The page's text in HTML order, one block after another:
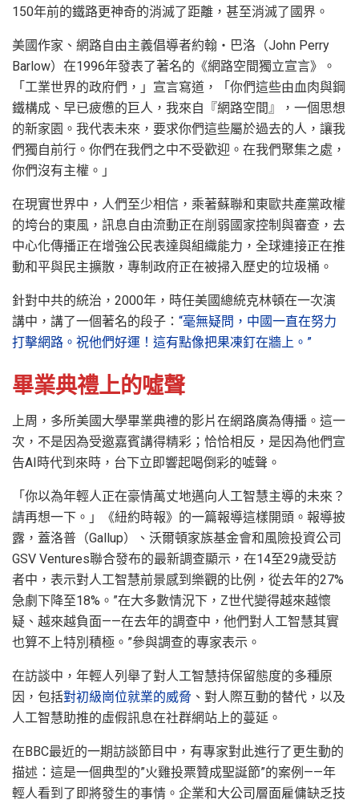
150年前的鐵路更神奇的消滅了距離，甚至消滅了國界。
美國作家、網路自由主義倡導者約翰‧巴洛（John Perry
Barlow）在1996年發表了著名的《網路空間獨立宣言》。
「工業世界的政府們，」宣言寫道，「你們這些由血肉與鋼
鐵構成、早已疲憊的巨人，我來自『網路空間』，一個思想
的新家園。我代表未來，要求你們這些屬於過去的人，讓我
們獨自前行。你們在我們之中不受歡迎。在我們聚集之處，
你們沒有主權。」
在現實世界中，人們至少相信，乘著蘇聯和東歐共產黨政權
的垮台的東風，訊息自由流動正在削弱國家控制與審查，去
中心化傳播正在增強公民表達與組織能力，全球連接正在推
動和平與民主擴散，專制政府正在被掃入歷史的垃圾桶。
針對中共的統治，2000年，時任美國總統克林頓在一次演
講中，講了一個著名的段子： “毫無疑問，中國一直在努力
打擊網路。祝他們好運！這有點像把果凍釘在牆上。”
畢業典禮上的噓聲
上周，多所美國大學畢業典禮的影片在網路廣為傳播。這一
次，不是因為受邀嘉賓講得精彩；恰恰相反，是因為他們宣
告AI時代到來時，台下立即響起喝倒彩的噓聲。
「你以為年輕人正在豪情萬丈地邁向人工智慧主導的未來？
請再想一下。」《紐約時報》的一篇報導這樣開頭。報導披
露，蓋洛普（Gallup）、沃爾頓家族基金會和風險投資公司
GSV Ventures聯合發布的最新調查顯示，在14至29歲受訪
者中，表示對人工智慧前景感到樂觀的比例，從去年的27%
急劇下降至18%。”在大多數情況下，Z世代變得越來越懷
疑、越來越負面——在去年的調查中，他們對人工智慧其實
也算不上特別積極。”參與調查的專家表示。
在訪談中，年輕人列舉了對人工智慧持保留態度的多種原
因，包括對初級崗位就業的威脅 、對人際互動的替代，以及
人工智慧助推的虛假訊息在社群網站上的蔓延。
在BBC最近的一期訪談節目中，有專家對此進行了更生動的
描述：這是一個典型的”火雞投票贊成聖誕節”的案例——年
輕人看到了即將發生的事情。企業和大公司層面雇傭缺乏技